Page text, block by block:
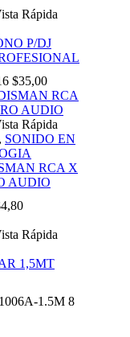
Rápida
P/DJ
$35,00
Rápida
, SONIDO EN
RCA X
AUDIO
4,80
Rápida
1,5MT
1.5M 8